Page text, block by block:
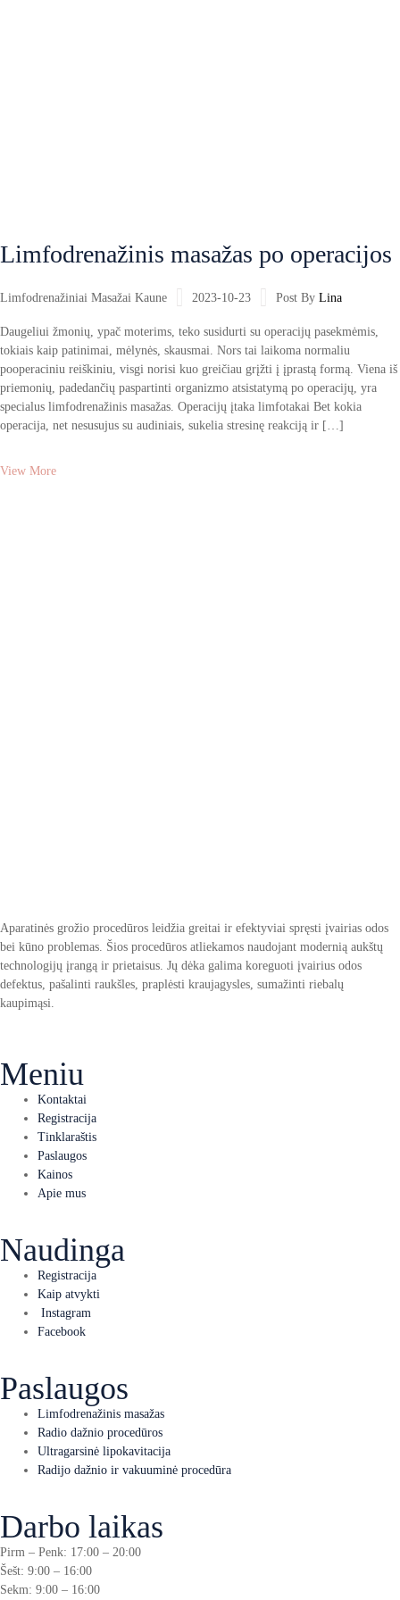
2023-10-23
Limfodrenažiniai Masažai Kaune Post By Lina
Limfodrenažinis masažas po operacijos
Daugeliui žmonių, ypač moterims, teko susidurti su operacijų pasekmėmis,
tokiais kaip patinimai, mėlynės, skausmai. Nors tai laikoma normaliu
pooperaciniu reiškiniu, visgi norisi kuo greičiau grįžti į įprastą formą. Viena iš
priemonių, padedančių paspartinti organizmo atsistatymą po operacijų, yra
specialus limfodrenažinis masažas. Operacijų įtaka limfotakai Bet kokia
operacija, net nesusujus su audiniais, sukelia stresinę reakciją ir […]
View More
Aparatinės grožio procedūros leidžia greitai ir efektyviai spręsti įvairias odos
bei kūno problemas. Šios procedūros atliekamos naudojant modernią aukštų
technologijų įrangą ir prietaisus. Jų dėka galima koreguoti įvairius odos
defektus, pašalinti raukšles, praplėsti kraujagysles, sumažinti riebalų
kaupimąsi.
Meniu
Kontaktai
Registracija
Tinklaraštis
Paslaugos
Kainos
Apie mus
Naudinga
Registracija
Kaip atvykti
Instagram
Facebook
Paslaugos
Limfodrenažinis masažas
Radio dažnio procedūros
Ultragarsinė lipokavitacija
Radijo dažnio ir vakuuminė procedūra
Darbo laikas
Pirm – Penk: 17:00 – 20:00
Šešt: 9:00 – 16:00
Sekm: 9:00 – 16:00